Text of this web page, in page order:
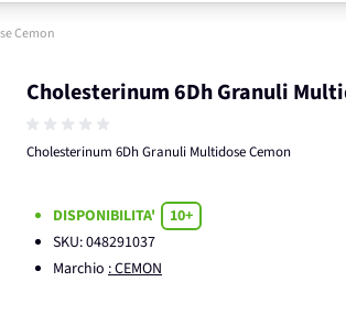
Cemon
Cholesterinum 6Dh Granuli
Cholesterinum 6Dh Granuli Multidose Cemon
DISPONIBILITA'
10+
SKU:048291037
Marchio : CEMON